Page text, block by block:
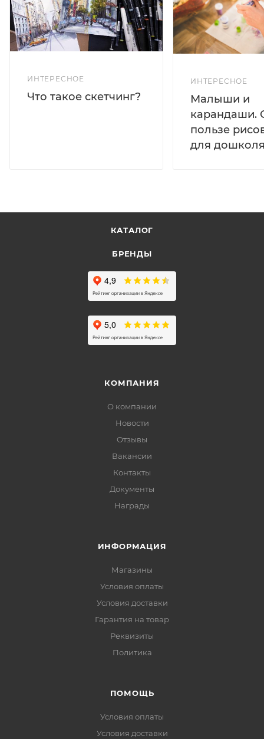
ИНТЕРЕСНОЕ
Что такое скетчинг?
ИНТЕРЕСНОЕ
Малыши и
карандаши.
пользе
для
КАТАЛОГ
БРЕНДЫ
КОМПАНИЯ
О компании
Новости
Отзывы
Вакансии
Контакты
Документы
Награды
ИНФОРМАЦИЯ
Магазины
Условия оплаты
Условия доставки
Гарантия на товар
Реквизиты
Политика
ПОМОЩЬ
Условия оплаты
Условия доставки